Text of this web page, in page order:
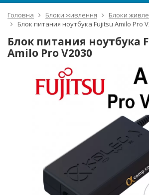
Головна Блоки живлення
Блоки
Блок питания ноутбука Fujitsu Amilo Pro
Блок питания ноутбука
Amilo Pro V2030